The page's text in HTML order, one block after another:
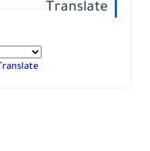
Translate